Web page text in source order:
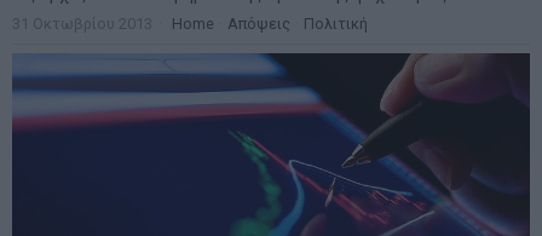
31 Οκτωβρίου 2013 Home Απόψεις Πολιτική